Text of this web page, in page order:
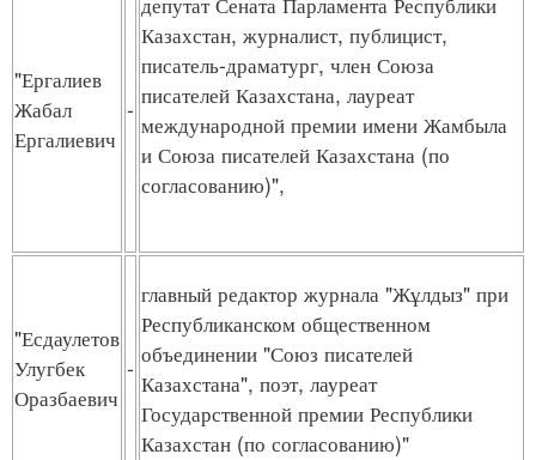
"Ергалиев
Жабал
Ергалиевич
-
Казахстан, журналист, публицист,
писатель-драматург, член Союза
писателей Казахстана, лауреат
международной премии имени Жамбыла
и Союза писателей Казахстана (по
согласованию)",
"Есдаулетов
Улугбек
Оразбаевич
-
главный редактор журнала "Жұлдыз" при
Республиканском общественном
объединении "Союз писателей
Казахстана", поэт, лауреат
Государственной премии Республики
Казахстан (по согласованию)"